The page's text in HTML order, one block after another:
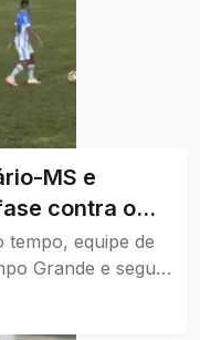
MS e
contra o
tempo, equipe de
Grande e segue